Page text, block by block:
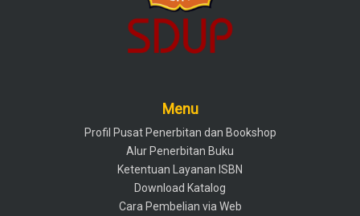
Menu
Profil Pusat Penerbitan dan Bookshop
Alur Penerbitan Buku
Ketentuan Layanan ISBN
Download Katalog
Cara Pembelian via Web